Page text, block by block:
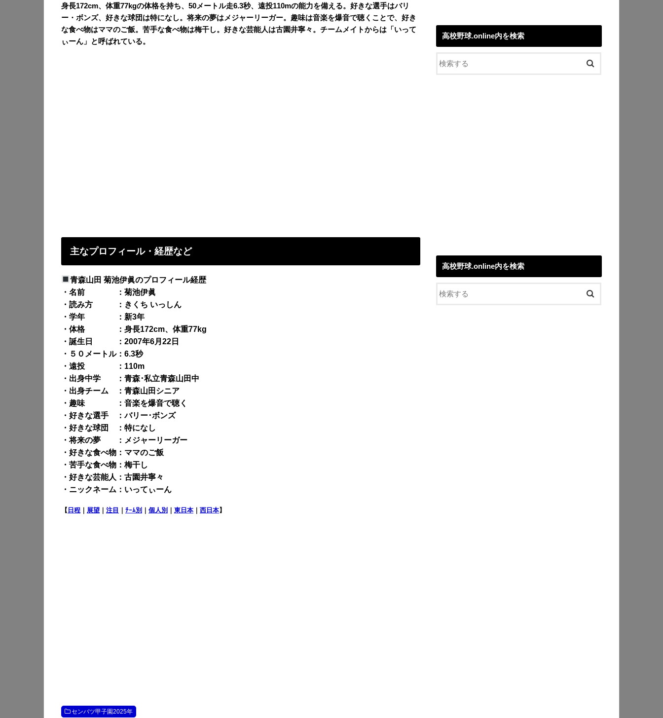
身長172cm、体重77kgの体格を持ち、50メートル走6.3秒、遠投110mの能力を備える。好きな選手はバリ
ー・ボンズ、好きな球団は特になし。将来の夢はメジャーリーガー。趣味は音楽を爆音で聴くことで、好き
な食べ物はママのご飯。苦手な食べ物は梅干し。好きな芸能人は古園井寧々。チームメイトからは「いって
ぃーん」と呼ばれている。
主なプロフィール・経歴など
青森山田 菊池伊眞のプロフィール経歴
・名前 ：菊池伊眞
・読み方 ：きくち いっしん
・学年 ：新3年
・体格 ：身長172cm、体重77kg
・誕生日 ：2007年6月22日
・５０メートル：6.3秒
・遠投 ：110m
・出身中学 ：青森･私立青森山田中
・出身チーム ：青森山田シニア
・趣味 ：音楽を爆音で聴く
・好きな選手 ：バリー･ボンズ
・好きな球団 ：特になし
・将来の夢 ：メジャーリーガー
・好きな食べ物：ママのご飯
・苦手な食べ物：梅干し
・好きな芸能人：古園井寧々
・ニックネーム：いってぃーん
【 日程 展望 注目 ﾁｰﾑ別 個人別 東日本 西日本】
センバツ甲子園2025年
高校野球.online内を検索
高校野球.online内を検索